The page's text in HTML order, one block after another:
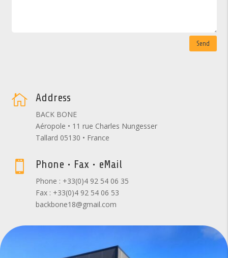
Send
 Address
BACK BONE
Aéropole • 11 rue Charles Nungesser
Tallard 05130 • France
 Phone • Fax • eMail
Phone : +33(0)4 92 54 06 35
Fax : +33(0)4 92 54 06 53
backbone18@gmail.com